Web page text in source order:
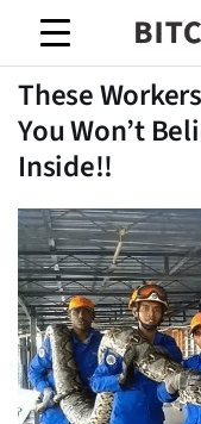
These
You Won’t
Inside!!